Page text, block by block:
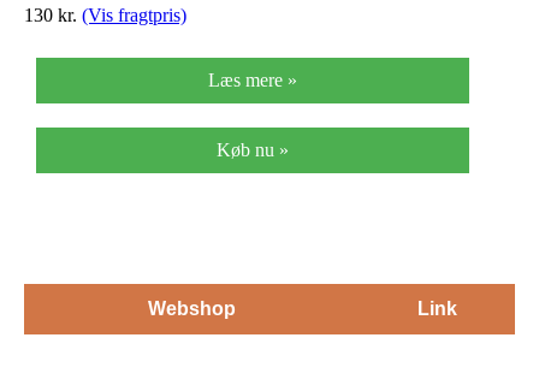
130 kr. (Vis fragtpris)
Læs mere »
Køb nu »
Webshop Link